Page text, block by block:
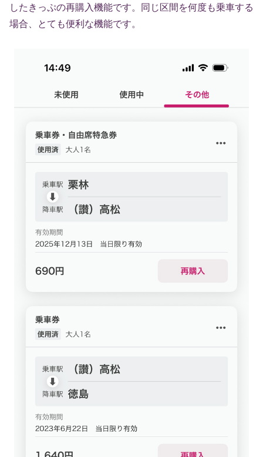
したきっぷの再購入機能です。同じ区間を何度も乗車する
場合、とても便利な機能です。